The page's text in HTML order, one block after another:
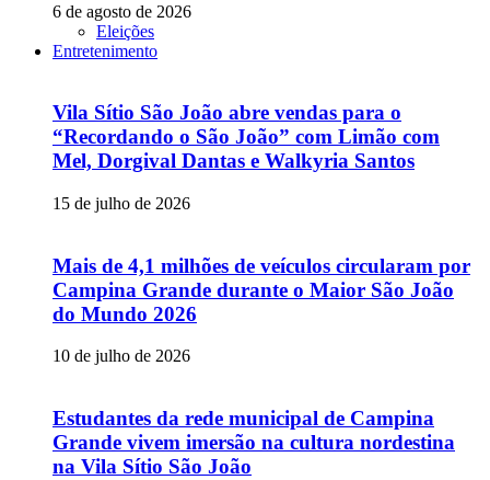
6 de agosto de 2026
Eleições
Entretenimento
Vila Sítio São João abre vendas para o
“Recordando o São João” com Limão com
Mel, Dorgival Dantas e Walkyria Santos
15 de julho de 2026
Mais de 4,1 milhões de veículos circularam por
Campina Grande durante o Maior São João
do Mundo 2026
10 de julho de 2026
Estudantes da rede municipal de Campina
Grande vivem imersão na cultura nordestina
na Vila Sítio São João